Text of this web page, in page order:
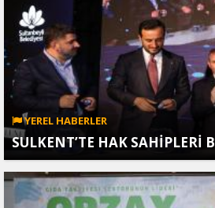
YEREL HABERLER
SULKENT’TE HAK SAHİPLERİ